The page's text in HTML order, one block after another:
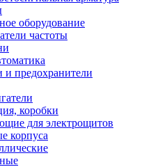
оборудование
частоты
и предохранители
коробки
для электрощитов
корпуса